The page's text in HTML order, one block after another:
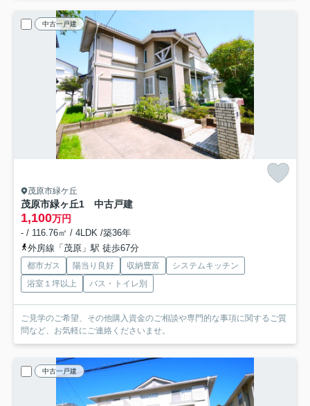
中古一戸建
茂原市緑ケ丘
茂原市緑ヶ丘1 中古戸建
1,100万円
- / 116.76㎡ / 4LDK /築36年
外房線「茂原」駅 徒歩67分
都市ガス 陽当り良好 収納豊富
システムキッチン
浴室１坪以上
バス・トイレ別
ご見学のご希望、その他購入資金のご相談や専門的な事項に関するご質
問など、お気軽にご連絡くださいませ。
中古一戸建